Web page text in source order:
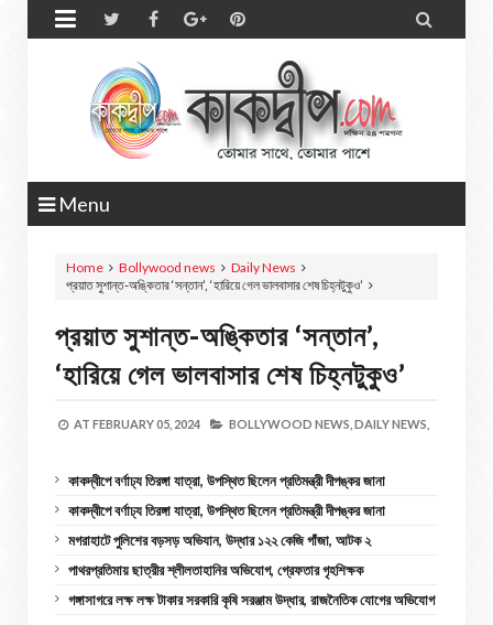
 
Menu
Home Bollywood news
Daily News
প্রয়াত সুশান্ত-অঙ্কিতার ‘সন্তান’, ‘হারিয়ে গেল ভালবাসার শেষ চিহ্নটুকুও’
প্রয়াত সুশান্ত-অঙ্কিতার ‘সন্তান’,
‘হারিয়ে গেল ভালবাসার শেষ চিহ্নটুকুও’
AT FEBRUARY 05, 2024 BOLLYWOOD NEWS, DAILY NEWS,
কাকদ্বীপে বর্ণাঢ্য তিরঙ্গা যাত্রা, উপস্থিত ছিলেন প্রতিমন্ত্রী দীপঙ্কর জানা
কাকদ্বীপে বর্ণাঢ্য তিরঙ্গা যাত্রা, উপস্থিত ছিলেন প্রতিমন্ত্রী দীপঙ্কর জানা
মগরাহাটে পুলিশের বড়সড় অভিযান, উদ্ধার ১২২ কেজি গাঁজা, আটক ২
পাথরপ্রতিমায় ছাত্রীর শ্লীলতাহানির অভিযোগ, গ্রেফতার গৃহশিক্ষক
গঙ্গাসাগরে লক্ষ লক্ষ টাকার সরকারি কৃষি সরঞ্জাম উদ্ধার, রাজনৈতিক যোগের অভিযোগ